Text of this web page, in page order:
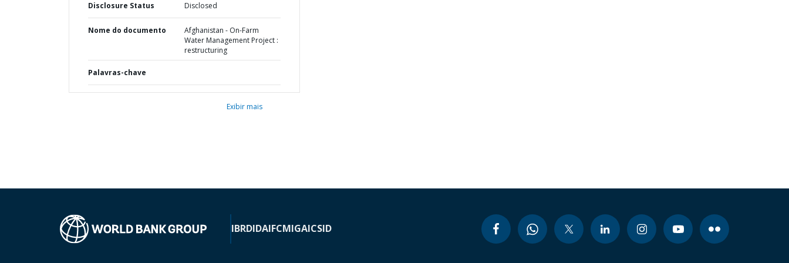
Disclosure Status Disclosed
Nome do documento
Afghanistan - On-Farm
Water Management Project :
restructuring
Palavras-chave
Exibir mais
IBRDIDAIFCMIGAICSID